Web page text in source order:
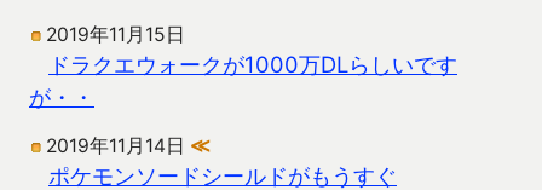
2019年11月15日
ドラクエウォークが1000万DLらしいです
が・・
2019年11月14日 ≪
ポケモンソードシールドがもうすぐ